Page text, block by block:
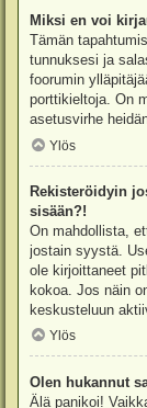
Miksi en voi
Tämän
tunnuksesi ja
foorumin
porttikieltoja. On
asetusvirhe
Ylös
Rekisteröidyin
sisään?!
On mahdollista,
jostain syystä.
ole kirjoittaneet
kokoa. Jos näin
keskusteluun
Ylös
Olen hukannut
Älä panikoi!